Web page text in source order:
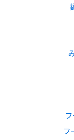
フ